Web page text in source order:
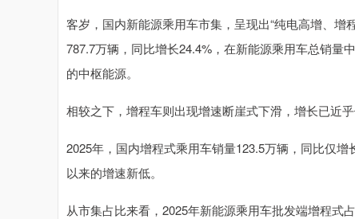
客岁，国内新能源乘用车市集，呈现出“纯电高增、
787.7万辆，同比增长24.4%，在新能源乘用车总销量
的中枢能源。
相较之下，增程车则出现增速断崖式下滑，增长已近乎
2025年，国内增程式乘用车销量123.5万辆，同比仅
以来的增速新低。
从市集占比来看，2025年新能源乘用车批发端增程式